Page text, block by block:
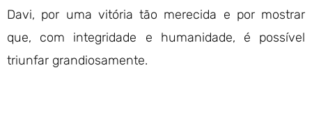
Davi, por uma vitória tão merecida e por mostrar
que, com integridade e humanidade, é possível
triunfar grandiosamente.